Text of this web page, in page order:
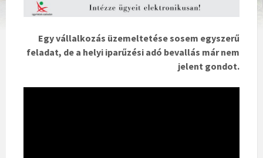
Egy vállalkozás üzemeltetése sosem egyszerű
feladat, de a helyi iparűzési adó bevallás már nem
jelent gondot.